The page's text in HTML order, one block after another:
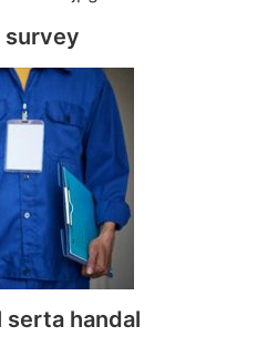
survey
serta handal